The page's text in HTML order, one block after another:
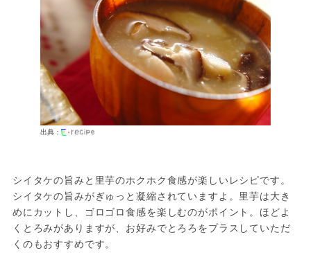
出典：
シイタケの旨みと里芋のホクホク食感が楽しいレシピです。
シイタケの旨みがぎゅっと凝縮されていますよ。里芋は大き
めにカットし、ゴロゴロ食感を楽しむのがポイント。ほどよ
くとろみがありますが、お好みでとろろをプラスしていただ
くのもおすすめです。